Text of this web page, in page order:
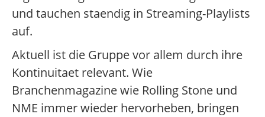
und tauchen staendig in Streaming-Playlists
auf.
Aktuell ist die Gruppe vor allem durch ihre
Kontinuitaet relevant. Wie
Branchenmagazine wie Rolling Stone und
NME immer wieder hervorheben, bringen